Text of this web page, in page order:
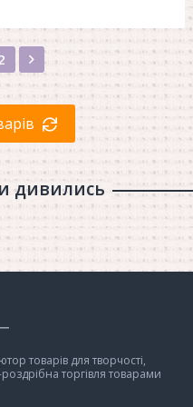
Вперед
дивились
товарів для творчості,
торгівля товарами